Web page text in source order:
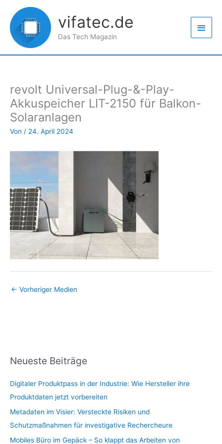
Inhalt
springen
vifatec.de
Das Tech Magazin
revolt Universal-Plug-&-Play-
Akkuspeicher LIT-2150 für Balkon-
Solaranlagen
Von / 24. April 2024
← Vorheriger Medien
Neueste Beiträge
Digitaler Produktpass in der Industrie: Wie Hersteller ihre
Produktdaten jetzt vorbereiten
Metadaten im Visier: Versteckte Risiken und
Schutzmaßnahmen für investigative Rechercheure
Mobiles Büro im Gepäck – So klappt das Arbeiten von